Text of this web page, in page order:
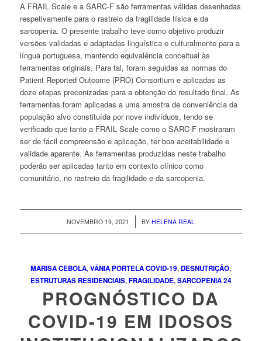
AFRAIL Scale e a SARC-F são ferramentas válidas desenhadas
respetivamente para o rastreio da fragilidade física e da
sarcopenia. O presente trabalho teve como objetivo produzir
versões validadas e adaptadas linguística e culturalmente para a
língua portuguesa, mantendo equivalência conceitual às
ferramentas originais. Para tal, foram seguidas as normas do
Patient Reported Outcome(PRO) Consortium e aplicadas as
doze etapas preconizadas para a obtenção do resultado final. As
ferramentas foram aplicadas a uma amostra de conveniência da
população alvo constituída por nove indivíduos, tendo se
verificado que tanto a FRAIL Scalecomo o SARC-Fmostraram
ser de fácil compreensão e aplicação, ter boa aceitabilidade e
validade aparente. As ferramentas produzidas neste trabalho
poderão ser aplicadas tanto em contexto clínico como
comunitário, no rastreio da fragilidade e da sarcopenia.
NOVEMBRO 19, 2021
/ BYHELENA REAL
MARISA CEBOLA,VÂNIA PORTELA COVID-19,DESNUTRIÇÃO,
ESTRUTURAS RESIDENCIAIS,FRAGILIDADE,SARCOPENIA24
PROGNÓSTICO DA
COVID-19 EM IDOSOS